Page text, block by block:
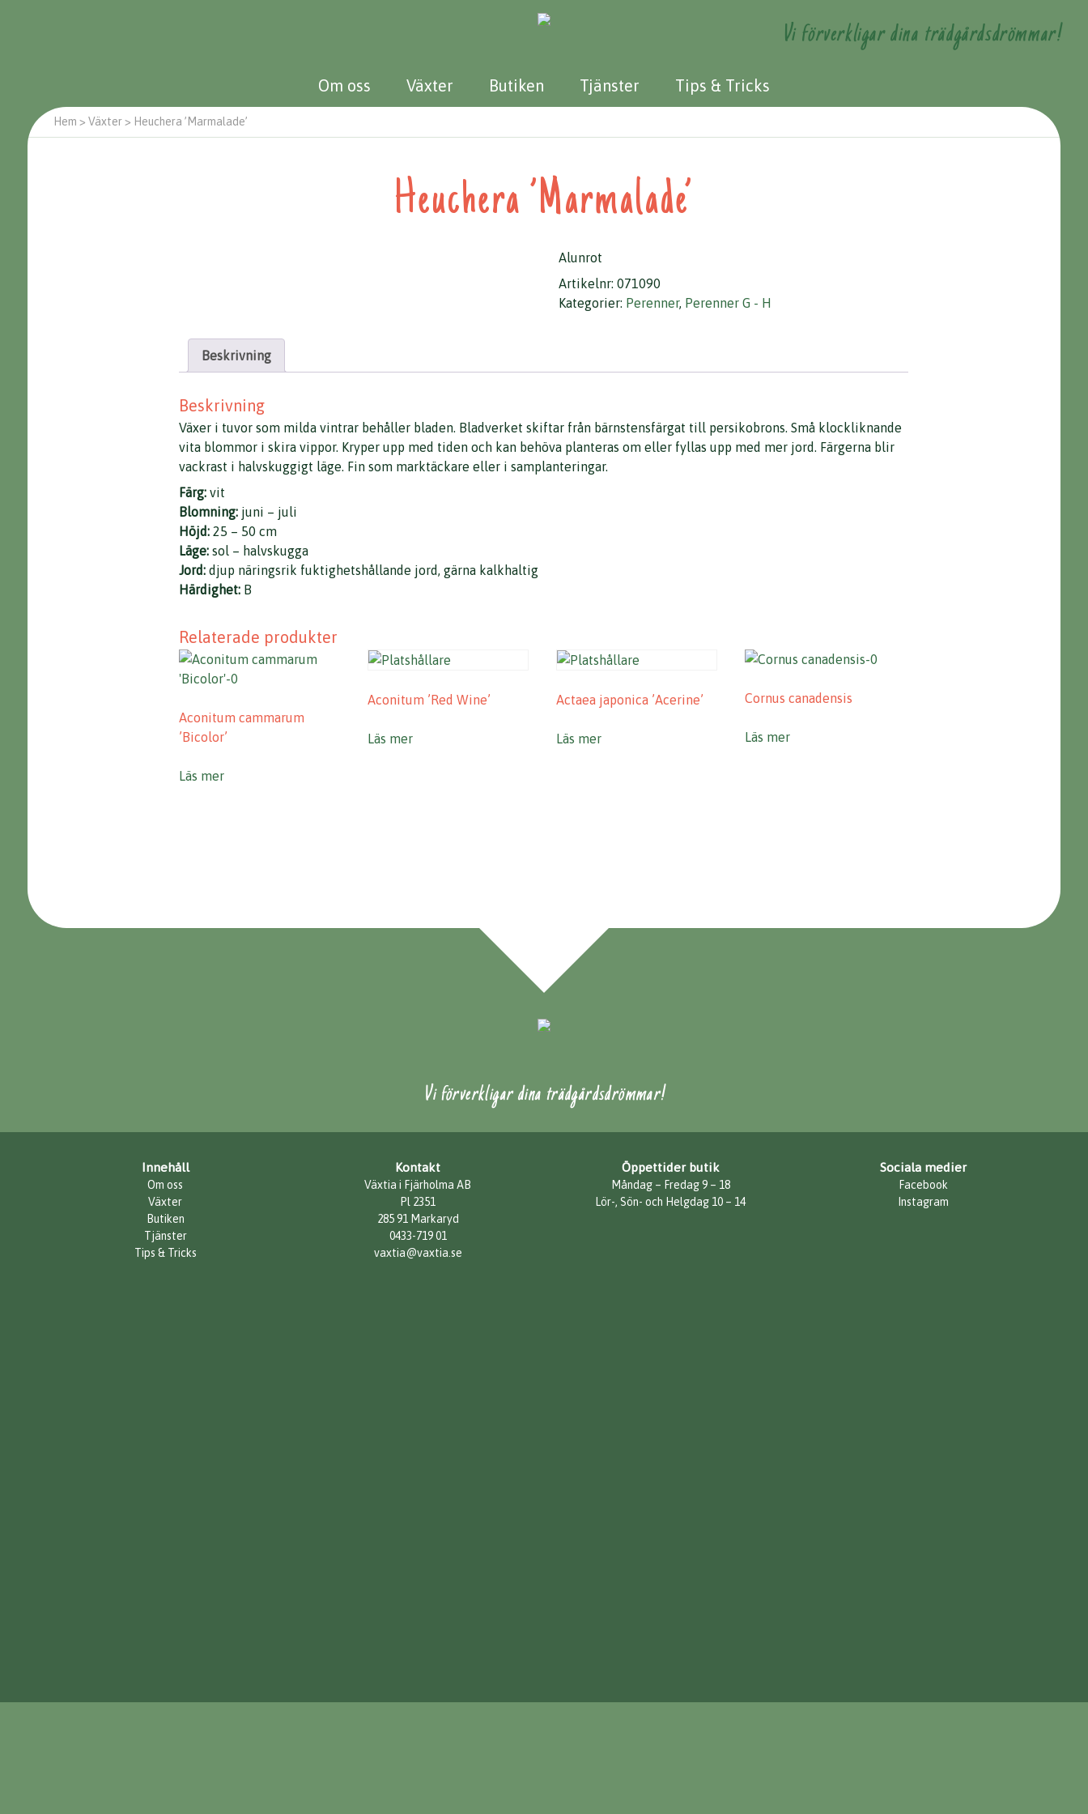
Om oss Växter Butiken Tjänster Tips & Tricks
Vi förverkligar dina trädgårdsdrömmar!
Hem > Växter> Heuchera ’Marmalade’
Heuchera ’Marmalade’
Alunrot
Artikelnr:071090
Kategorier: Perenner, Perenner G - H
Beskrivning
Beskrivning
Växer i tuvor som milda vintrar behåller bladen. Bladverket skiftar från bärnstensfärgat till persikobrons. Små klockliknande
vita blommor i skira vippor. Kryper upp med tiden och kan behöva planteras om eller fyllas upp med mer jord. Färgerna blir
vackrast i halvskuggigt läge. Fin som marktäckare eller i samplanteringar.
Färg: vit
Blomning: juni – juli
Höjd: 25 – 50 cm
Läge: sol – halvskugga
Jord: djup näringsrik fuktighetshållande jord, gärna kalkhaltig
Härdighet: B
Relaterade produkter
Aconitum cammarum
’Bicolor’
Läs mer
Aconitum ’Red Wine’
Läs mer
Actaea japonica ’Acerine’
Läs mer
Cornus canadensis
Läs mer
Vi förverkligar dina trädgårdsdrömmar!
Innehåll
Om oss
Växter
Butiken
Tjänster
Tips & Tricks
Kontakt
Växtia i Fjärholma AB
Pl 2351
285 91 Markaryd
0433-719 01
vaxtia@vaxtia.se
Öppettider butik
Måndag – Fredag 9 – 18
Lör-, Sön- och Helgdag 10 – 14
Sociala medier
Facebook
Instagram